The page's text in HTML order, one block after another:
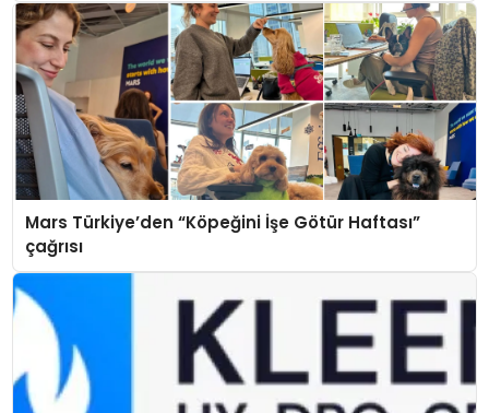
Mars Türkiye’den “Köpeğini İşe Götür Haftası”
çağrısı